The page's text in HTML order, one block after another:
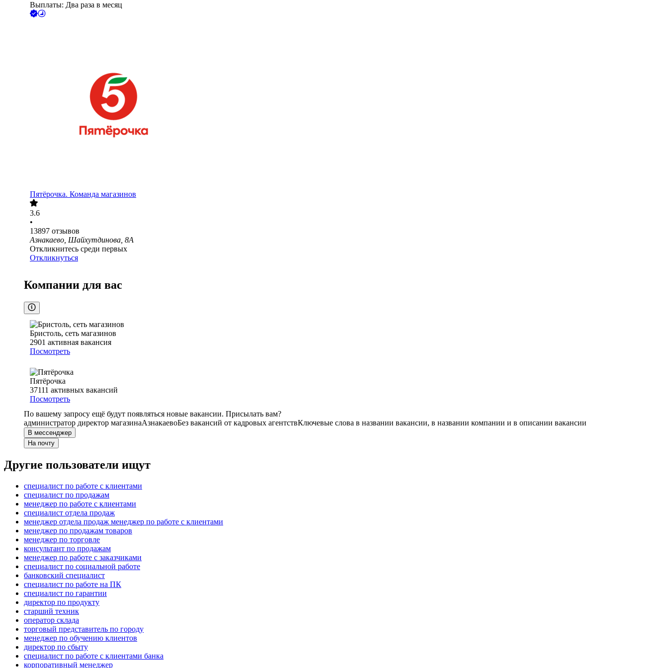
Выплаты: Два раза в месяц
Пятёрочка. Команда магазинов
3.6
•
13897 отзывов
Азнакаево, Шайхутдинова, 8А
Откликнитесь среди первых
Откликнуться
Компании для вас
Бристоль, сеть магазинов
2901 активная вакансия
Посмотреть
Пятёрочка
37111 активных вакансий
Посмотреть
По вашему запросу ещё будут появляться новые вакансии. Присылать вам?
администратор директор магазинаАзнакаевоБез вакансий от кадровых агентствКлючевые слова в названии вакансии, в названии компании и в описании вакансии
В мессенджер
На почту
Другие пользователи ищут
специалист по работе с клиентами
специалист по продажам
менеджер по работе с клиентами
специалист отдела продаж
менеджер отдела продаж менеджер по работе с клиентами
менеджер по продажам товаров
менеджер по торговле
консультант по продажам
менеджер по работе с заказчиками
специалист по социальной работе
банковский специалист
специалист по работе на ПК
специалист по гарантии
директор по продукту
старший техник
оператор склада
торговый представитель по городу
менеджер по обучению клиентов
директор по сбыту
специалист по работе с клиентами банка
корпоративный менеджер